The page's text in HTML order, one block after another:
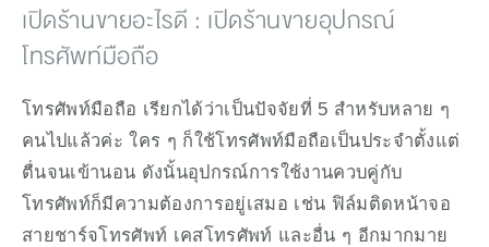
เปิดร้านขายอะไรดี : เปิดร้านขายอุปกรณ์
โทรศัพท์มือถือ
โทรศัพท์มือถือ เรียกได้ว่าเป็นปัจจัยที่ 5 สำหรับหลาย ๆ
คนไปแล้วค่ะ ใคร ๆ ก็ใช้โทรศัพท์มือถือเป็นประจำตั้งแต่
ตื่นจนเข้านอน ดังนั้นอุปกรณ์การใช้งานควบคู่กับ
โทรศัพท์ก็มีความต้องการอยู่เสมอ เช่น ฟิล์มติดหน้าจอ
สายชาร์จโทรศัพท์ เคสโทรศัพท์ และอื่น ๆ อีกมากมาย